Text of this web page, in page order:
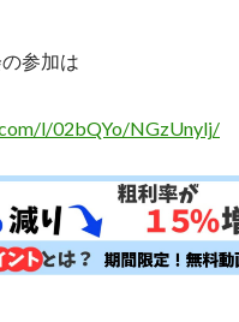
参加は
l/02bQYo/NGzUnylj/